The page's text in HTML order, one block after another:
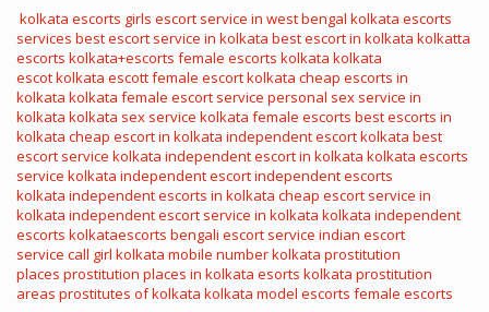
kolkata escorts girls escort service in west bengal kolkata escorts
services best escort service in kolkata best escort in kolkata kolkatta
escorts kolkata+escorts female escorts kolkata kolkata
escotkolkata escottfemale escort kolkata cheap escorts in
kolkata kolkata female escort service personal sex service in
kolkata kolkata sex service kolkata female escorts best escorts in
kolkata cheap escort in kolkata independent escort kolkata best
escort service kolkata independent escort in kolkata kolkata escorts
service kolkata independent escortindependent escorts
kolkata independent escorts in kolkata cheap escort service in
kolkata independent escort service in kolkata kolkata independent
escorts kolkataescorts bengali escort service indian escort
service call girl kolkata mobile numberkolkata prostitution
places prostitution places in kolkata esorts kolkata prostitution
areas prostitutes of kolkata kolkata model escorts female escorts